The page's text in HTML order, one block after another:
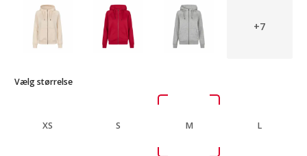
+7
Vælg størrelse
XS S M L